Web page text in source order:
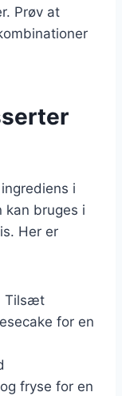
Prøv at
i
kan bruges i
Her er
Tilsæt
for en
fryse for en